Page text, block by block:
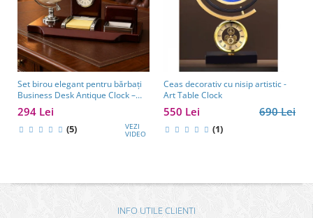
Set birou elegant pentru bărbați
Business Desk Antique Clock –
cadou premium pentru șef, soț
sau partener de afaceri
294 Lei
(5) VEZI
VIDEO
Ceas decorativ cu nisip artistic -
Art Table Clock
690 Lei
550 Lei
(1)
INFO UTILE CLIENTI